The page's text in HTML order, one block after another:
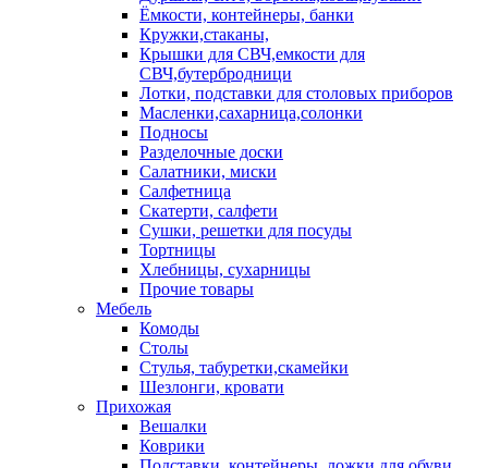
Ёмкости, контейнеры, банки
Кружки,стаканы,
Крышки для СВЧ,емкости для
СВЧ,бутербродници
Лотки, подставки для столовых приборов
Масленки,сахарница,солонки
Подносы
Разделочные доски
Салатники, миски
Салфетница
Скатерти, салфети
Сушки, решетки для посуды
Тортницы
Хлебницы, сухарницы
Прочие товары
Мебель
Комоды
Столы
Стулья, табуретки,скамейки
Шезлонги, кровати
Прихожая
Вешалки
Коврики